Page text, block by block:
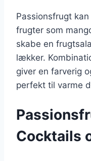
Passionsfrugt
frugter som
skabe en
lækker.
giver en farverig
perfekt til varme
Cocktails